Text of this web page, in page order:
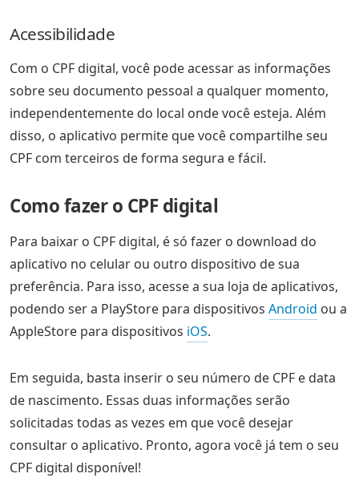
Acessibilidade
Com o CPF digital, você pode acessar as informações
sobre seu documento pessoal a qualquer momento,
independentemente do local onde você esteja. Além
disso, o aplicativo permite que você compartilhe seu
CPF com terceiros de forma segura e fácil.
Como fazer o CPF digital
Para baixar o CPF digital, é só fazer o download do
aplicativo no celular ou outro dispositivo de sua
preferência. Para isso, acesse a sua loja de aplicativos,
podendo ser a PlayStore para dispositivos Android ou a
AppleStore para dispositivos iOS.
Em seguida, basta inserir o seu número de CPF e data
de nascimento. Essas duas informações serão
solicitadas todas as vezes em que você desejar
consultar o aplicativo. Pronto, agora você já tem o seu
CPF digital disponível!